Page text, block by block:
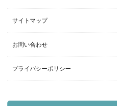
サイトマップ
お問い合わせ
プライバシーポリシー